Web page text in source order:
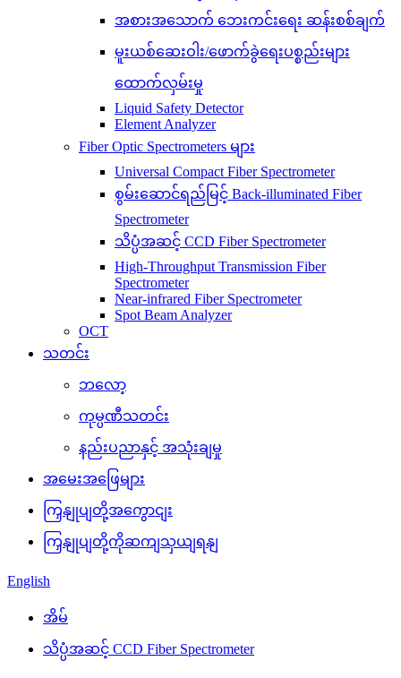
အစားအသောက် ဘေးကင်းရေး ဆန်းစစ်ချက်
မူးယစ်ဆေးဝါး/ဖောက်ခွဲရေးပစ္စည်းများ
ထောက်လှမ်းမှု
Liquid Safety Detector
Element Analyzer
Fiber Optic Spectrometers များ
Universal Compact Fiber Spectrometer
စွမ်းဆောင်ရည်မြင့် Back-illuminated Fiber
Spectrometer
သိပ္ပံအဆင့် CCD Fiber Spectrometer
High-Throughput Transmission Fiber
Spectrometer
Near-infrared Fiber Spectrometer
Spot Beam Analyzer
OCT
သတင်း
ဘလော့
ကုမ္ပဏီသတင်း
နည်းပညာနှင့် အသုံးချမှု
အမေးအဖြေများ
ကြှနျုပျတို့အကွောငျး
ကြှနျုပျတို့ကိုဆကျသှယျရနျ
English
အိမ်
သိပ္ပံအဆင့် CCD Fiber Spectrometer